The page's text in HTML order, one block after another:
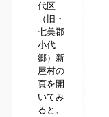
代区
（旧・
七美郡
小代
郷）新
屋村の
頁を開
いてみ
ると、